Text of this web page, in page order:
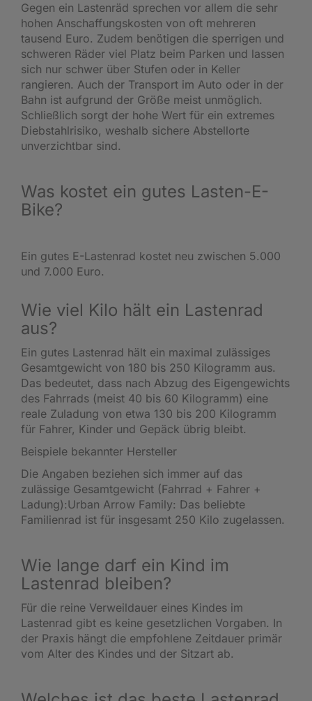
Gegen ein Lastenräd sprechen vor allem die sehr
hohen Anschaffungskosten von oft mehreren
tausend Euro. Zudem benötigen die sperrigen und
schweren Räder viel Platz beim Parken und lassen
sich nur schwer über Stufen oder in Keller
rangieren. Auch der Transport im Auto oder in der
Bahn ist aufgrund der Größe meist unmöglich.
Schließlich sorgt der hohe Wert für ein extremes
Diebstahlrisiko, weshalb sichere Abstellorte
unverzichtbar sind.
Was kostet ein gutes Lasten-E-
Bike?
Ein gutes E-Lastenrad kostet neu zwischen 5.000
und 7.000 Euro.
Wie viel Kilo hält ein Lastenrad
aus?
Ein gutes Lastenrad hält ein maximal zulässiges
Gesamtgewicht von 180 bis 250 Kilogramm aus.
Das bedeutet, dass nach Abzug des Eigengewichts
des Fahrrads (meist 40 bis 60 Kilogramm) eine
reale Zuladung von etwa 130 bis 200 Kilogramm
für Fahrer, Kinder und Gepäck übrig bleibt.
Beispiele bekannter Hersteller
Die Angaben beziehen sich immer auf das
zulässige Gesamtgewicht (Fahrrad + Fahrer +
Ladung):Urban Arrow Family: Das beliebte
Familienrad ist für insgesamt 250 Kilo zugelassen.
Wie lange darf ein Kind im
Lastenrad bleiben?
Für die reine Verweildauer eines Kindes im
Lastenrad gibt es keine gesetzlichen Vorgaben. In
der Praxis hängt die empfohlene Zeitdauer primär
vom Alter des Kindes und der Sitzart ab.